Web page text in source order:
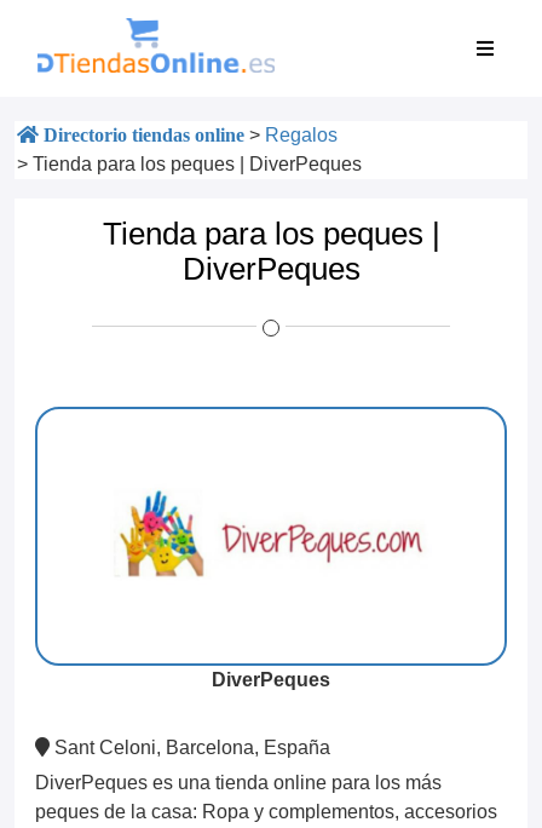
Directorio tiendas online > Regalos
> Tienda para los peques | DiverPeques
Tienda para los peques |
DiverPeques
DiverPeques
Sant Celoni, Barcelona, España
DiverPeques es una tienda online para los más
peques de la casa: Ropa y complementos, accesorios